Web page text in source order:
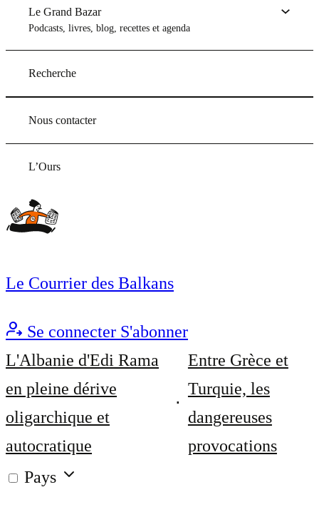
Le Grand Bazar
Podcasts, livres, blog, recettes et agenda
Recherche
Nous contacter
L’Ours
Le Courrier des Balkans
Se connecter S'abonner
L'Albanie d'Edi Rama
en pleine dérive
oligarchique et
autocratique
Entre Grèce et
Turquie, les
dangereuses
provocations
Pays